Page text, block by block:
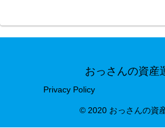
おっさんの資産
Privacy Policy
© 2020 おっさんの資